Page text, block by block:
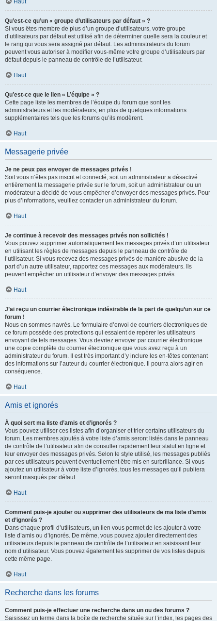
Haut
Qu’est-ce qu’un « groupe d’utilisateurs par défaut » ?
Si vous êtes membre de plus d’un groupe d’utilisateurs, votre groupe
d’utilisateurs par défaut est utilisé afin de déterminer quelle sera la couleur et
le rang qui vous sera assigné par défaut. Les administrateurs du forum
peuvent vous autoriser à modifier vous-même votre groupe d’utilisateurs par
défaut depuis le panneau de contrôle de l’utilisateur.
Haut
Qu’est-ce que le lien « L’équipe » ?
Cette page liste les membres de l’équipe du forum que sont les
administrateurs et les modérateurs, en plus de quelques informations
supplémentaires tels que les forums qu’ils modèrent.
Haut
Messagerie privée
Je ne peux pas envoyer de messages privés !
Soit vous n’êtes pas inscrit et connecté, soit un administrateur a désactivé
entièrement la messagerie privée sur le forum, soit un administrateur ou un
modérateur a décidé de vous empêcher d’envoyer des messages privés. Pour
plus d’informations, veuillez contacter un administrateur du forum.
Haut
Je continue à recevoir des messages privés non sollicités !
Vous pouvez supprimer automatiquement les messages privés d’un utilisateur
en utilisant les règles de messages depuis le panneau de contrôle de
l’utilisateur. Si vous recevez des messages privés de manière abusive de la
part d’un autre utilisateur, rapportez ces messages aux modérateurs. Ils
peuvent empêcher un utilisateur d’envoyer des messages privés.
Haut
J’ai reçu un courrier électronique indésirable de la part de quelqu’un sur ce
forum !
Nous en sommes navrés. Le formulaire d’envoi de courriers électroniques de
ce forum possède des protections qui essaient de repérer les utilisateurs
envoyant de tels messages. Vous devriez envoyer par courrier électronique
une copie complète du courrier électronique que vous avez reçu à un
administrateur du forum. Il est très important d’y inclure les en-têtes contenant
des informations sur l’auteur du courrier électronique. Il pourra alors agir en
conséquence.
Haut
Amis et ignorés
À quoi sert ma liste d’amis et d’ignorés ?
Vous pouvez utiliser ces listes afin d’organiser et trier certains utilisateurs du
forum. Les membres ajoutés à votre liste d’amis seront listés dans le panneau
de contrôle de l’utilisateur afin de consulter rapidement leur statut en ligne et
leur envoyer des messages privés. Selon le style utilisé, les messages publiés
par ces utilisateurs peuvent éventuellement être mis en surbrillance. Si vous
ajoutez un utilisateur à votre liste d’ignorés, tous les messages qu’il publiera
seront masqués par défaut.
Haut
Comment puis-je ajouter ou supprimer des utilisateurs de ma liste d’amis
et d’ignorés ?
Dans chaque profil d’utilisateurs, un lien vous permet de les ajouter à votre
liste d’amis ou d’ignorés. De même, vous pouvez ajouter directement des
utilisateurs depuis le panneau de contrôle de l’utilisateur en saisissant leur
nom d’utilisateur. Vous pouvez également les supprimer de vos listes depuis
cette même page.
Haut
Recherche dans les forums
Comment puis-je effectuer une recherche dans un ou des forums ?
Saisissez un terme dans la boîte de recherche située sur l’index, les pages des